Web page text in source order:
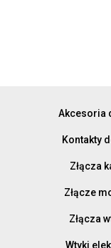
Akcesoria
Kontakty
Złącza
Złącze
Złącza
Wtyki